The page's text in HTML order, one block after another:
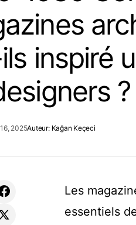
inspiré
?
2025Auteur: Kağan Keçeci
Les
essentiels